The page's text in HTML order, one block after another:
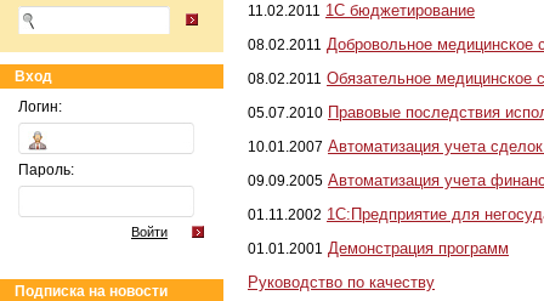
Вход
Логин:
Пароль:
Войти
Подписка на новости
11.02.2011 1С бюджетирование
08.02.2011 Добровольное медицинское
08.02.2011 Обязательное медицинское
05.07.2010 Правовые последствия
10.01.2007 Автоматизация учета
09.09.2005 Автоматизация учета
01.11.2002 1С:Предприятие для
01.01.2001 Демонстрация программ
Руководство по качеству